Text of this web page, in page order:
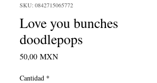
SKU: 0842715065772
Love you bunches
doodlepops
50,00 MXNPrecio
Cantidad *